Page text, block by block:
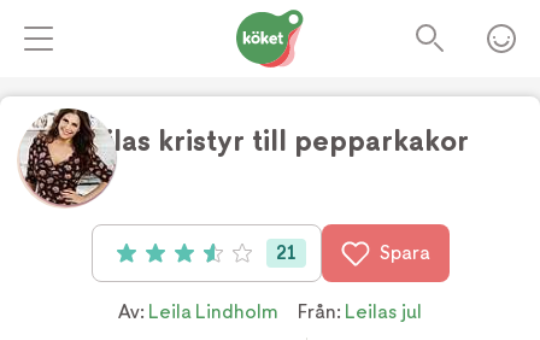
Leilas kristyr till pepparkakor
Betyg: 3.57 av 5 (21 röster)
21 Spara
Av: Leila Lindholm Från: Leilas jul